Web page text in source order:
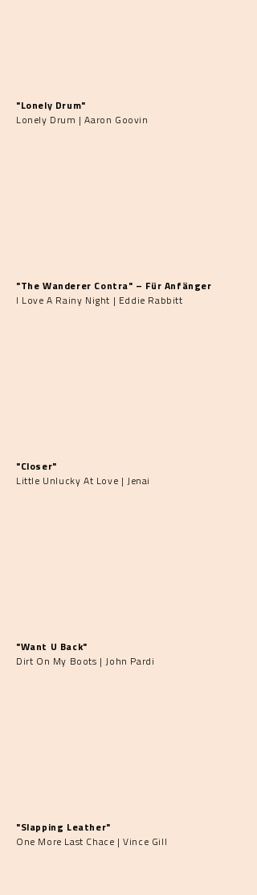
"Lonely Drum"
Lonely Drum | Aaron Goovin
"The Wanderer Contra" – Für Anfänger
I Love A Rainy Night | Eddie Rabbitt
"Closer"
Little Unlucky At Love | Jenai
"Want U Back"
Dirt On My Boots | John Pardi
"Slapping Leather"
One More Last Chace | Vince Gill